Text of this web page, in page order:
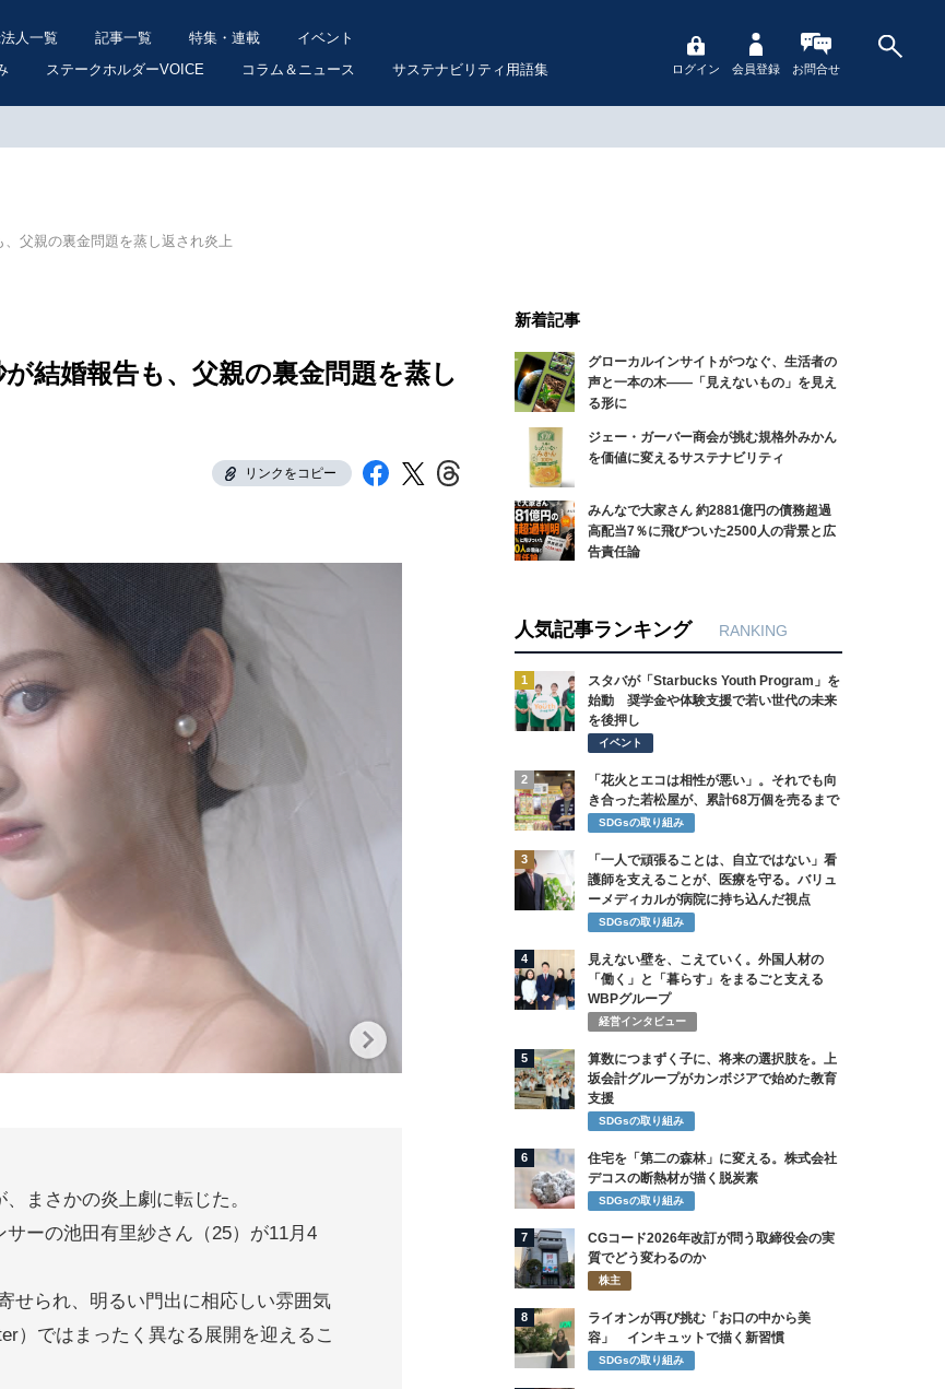
人一覧 記事一覧 特集・連載
イベント
ステークホルダーVOICE コラム＆ニュース サステナビリティ用語集 ログイン 会員登録 お問合せ
父親の裏金問題を蒸し返され炎上
結婚報告も、父親の裏金問題を蒸し
リンクをコピー
まさかの炎上劇に転じた。
ーの池田有里紗さん（25）が11月4
せられ、明るい門出に相応しい雰囲気
）ではまったく異なる展開を迎えるこ
新着記事
グローカルインサイトがつなぐ、生活者の
声と一本の木――「見えないもの」を見え
る形に
ジェー・ガーバー商会が挑む規格外みかん
を価値に変えるサステナビリティ
みんなで大家さん 約2881億円の債務超過
高配当7％に飛びついた2500人の背景と広
告責任論
人気記事ランキング RANKING
1
スタバが「Starbucks Youth Program」を
始動 奨学金や体験支援で若い世代の未来
を後押し
イベント
2
「花火とエコは相性が悪い」。それでも向
き合った若松屋が、累計68万個を売るまで
SDGsの取り組み
3
「一人で頑張ることは、自立ではない」看
護師を支えることが、医療を守る。バリュ
ーメディカルが病院に持ち込んだ視点
SDGsの取り組み
4
見えない壁を、こえていく。外国人材の
「働く」と「暮らす」をまるごと支える
WBPグループ
経営インタビュー
5
算数につまずく子に、将来の選択肢を。上
坂会計グループがカンボジアで始めた教育
支援
SDGsの取り組み
6
住宅を「第二の森林」に変える。株式会社
デコスの断熱材が描く脱炭素
SDGsの取り組み
7
CGコード2026年改訂が問う取締役会の実
質でどう変わるのか
株主
8
ライオンが再び挑む「お口の中から美
容」 インキュットで描く新習慣
SDGsの取り組み